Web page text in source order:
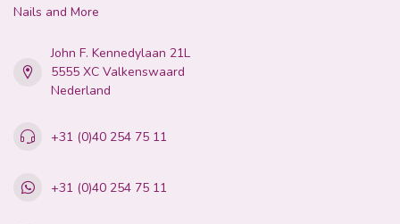
Nails and More
John F. Kennedylaan 21L
5555 XC Valkenswaard
Nederland
+31 (0)40 254 75 11
+31 (0)40 254 75 11